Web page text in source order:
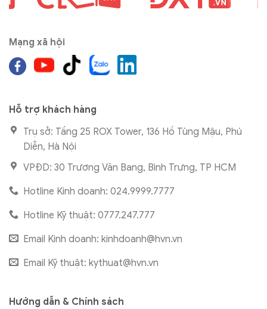
Mạng xã hội
Hỗ trợ khách hàng
Trụ sở: Tầng 25 ROX Tower, 136 Hồ Tùng Mậu, Phú
Diễn, Hà Nội
VPĐD: 30 Trương Văn Bang, Bình Trưng, TP HCM
Hotline Kinh doanh: 024.9999.7777
Hotline Kỹ thuật: 0777.247.777
Email Kinh doanh: kinhdoanh@hvn.vn
Email Kỹ thuật: kythuat@hvn.vn
Hướng dẫn & Chính sách